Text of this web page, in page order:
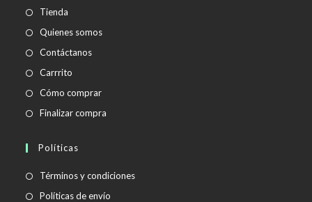
Tienda
Quienes somos
Contáctanos
Carrrito
Cómo comprar
Finalizar compra
Políticas
Términos y condicionesSe
Políticas de envío